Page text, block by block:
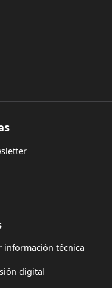
información técnica
digital